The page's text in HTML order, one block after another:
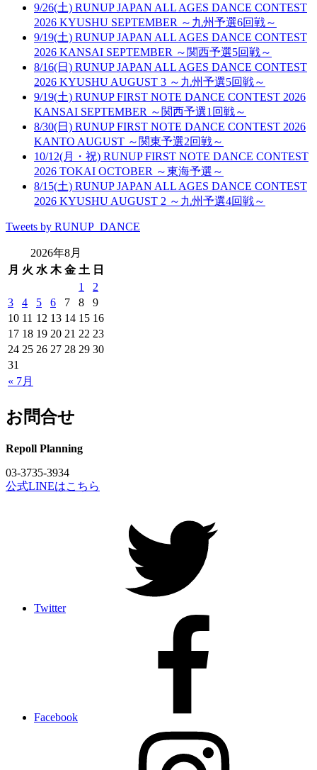
9/26(土) RUNUP JAPAN ALL AGES DANCE CONTEST
2026 KYUSHU SEPTEMBER ～九州予選6回戦～
9/19(土) RUNUP JAPAN ALL AGES DANCE CONTEST
2026 KANSAI SEPTEMBER ～関西予選5回戦～
8/16(日) RUNUP JAPAN ALL AGES DANCE CONTEST
2026 KYUSHU AUGUST 3 ～九州予選5回戦～
9/19(土) RUNUP FIRST NOTE DANCE CONTEST 2026
KANSAI SEPTEMBER ～関西予選1回戦～
8/30(日) RUNUP FIRST NOTE DANCE CONTEST 2026
KANTO AUGUST ～関東予選2回戦～
10/12(月・祝) RUNUP FIRST NOTE DANCE CONTEST
2026 TOKAI OCTOBER ～東海予選～
8/15(土) RUNUP JAPAN ALL AGES DANCE CONTEST
2026 KYUSHU AUGUST 2 ～九州予選4回戦～
Tweets by RUNUP_DANCE
2026年8月
月 火 水 木 金 土 日
« 7月
1
2
3
4 5 6 7 8
9
10 11 12 13 14 15 16
17 18 19 20 21 22 23
24 25 26 27 28 29 30
31
お問合せ
Repoll Planning
03-3735-3934
公式LINEはこちら
Twitter
Facebook